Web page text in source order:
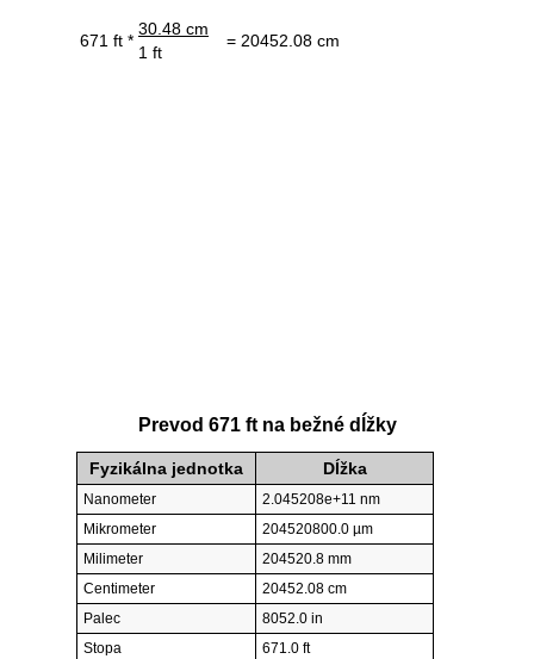
671 ft *
30.48 cm
= 20452.08 cm
1 ft
Prevod 671 ft na bežné dĺžky
Fyzikálna jednotka Dĺžka
Nanometer
2.045208e+11 nm
Mikrometer
204520800.0 µm
Milimeter
204520.8 mm
Centimeter
20452.08 cm
Palec
8052.0 in
Stopa
671.0 ft